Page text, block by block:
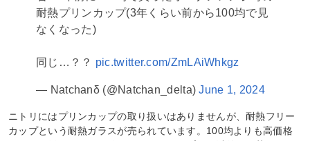
耐熱プリンカップ(3年くらい前から100均で見
なくなった)
同じ…？？ pic.twitter.com/ZmLAiWhkgz
— Natchanδ (@Natchan_delta)June 1, 2024
ニトリにはプリンカップの取り扱いはありませんが、耐熱フリー
カップという耐熱ガラスが売られています。100均よりも高価格